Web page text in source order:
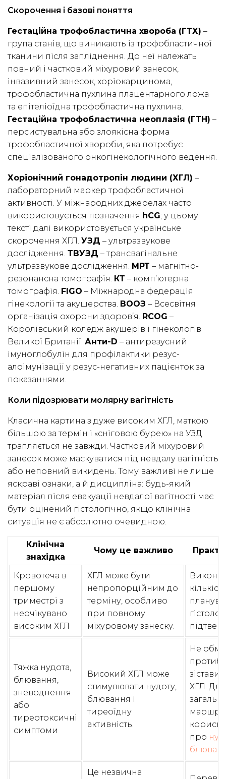
Скорочення і базові поняття
Гестаційна трофобластична хвороба (ГТХ) –
група станів, що виникають із трофобластичної
тканини після запліднення. До неї належать
повний і частковий міхуровий занесок,
інвазивний занесок, хоріокарцинома,
трофобластична пухлина плацентарного ложа
та епітеліоїдна трофобластична пухлина.
Гестаційна трофобластична неоплазія (ГТН) –
персистувальна або злоякісна форма
трофобластичної хвороби, яка потребує
спеціалізованого онкогінекологічного ведення.
Хоріонічний гонадотропін людини (ХГЛ) –
лабораторний маркер трофобластичної
активності. У міжнародних джерелах часто
використовується позначення hCG; у цьому
тексті далі використовується українське
скорочення ХГЛ. УЗД – ультразвукове
дослідження. ТВУЗД – трансвагінальне
ультразвукове дослідження. МРТ – магнітно-
резонансна томографія. КТ – комп’ютерна
томографія. FIGO – Міжнародна федерація
гінекології та акушерства. ВООЗ – Всесвітня
організація охорони здоров’я. RCOG –
Королівський коледж акушерів і гінекологів
Великої Британії. Анти-D – антирезусний
імуноглобулін для профілактики резус-
алоімунізації у резус-негативних пацієнток за
показаннями.
Коли підозрювати молярну вагітність
Класична картина з дуже високим ХГЛ, маткою
більшою за термін і «сніговою бурею» на УЗД
трапляється не завжди. Частковий міхуровий
занесок може маскуватися під невдалу вагітність
або неповний викидень. Тому важливі не лише
яскраві ознаки, а й дисципліна: будь-який
матеріал після евакуації невдалої вагітності має
бути оцінений гістологічно, якщо клінічна
ситуація не є абсолютно очевидною.
Клінічна
знахідка
Чому це важливо
Кровотеча в
першому
триместрі з
неочікувано
високим ХГЛ
ХГЛ може бути
непропорційним до
терміну, особливо
при повному
міхуровому занеску.
Тяжка нудота,
блювання,
зневоднення
або
тиреотоксичні
симптоми
Високий ХГЛ може
стимулювати нудоту,
блювання і
тиреоїдну
активність.
Не
ХГЛ. Для
про
Це незвична